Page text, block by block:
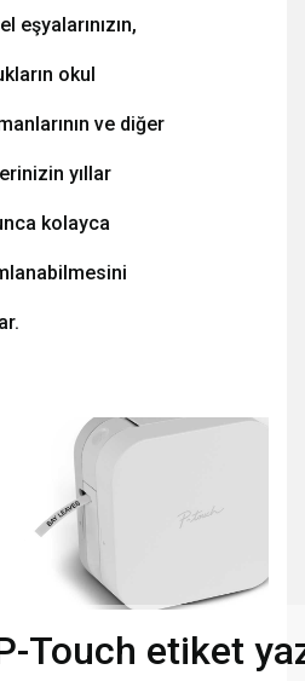
eşyalarınızın,
okul
ve diğer
yıllar
kolayca
Touch etiket